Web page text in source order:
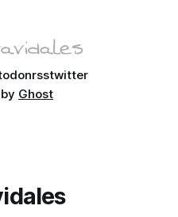
rsstwitter
Ghost